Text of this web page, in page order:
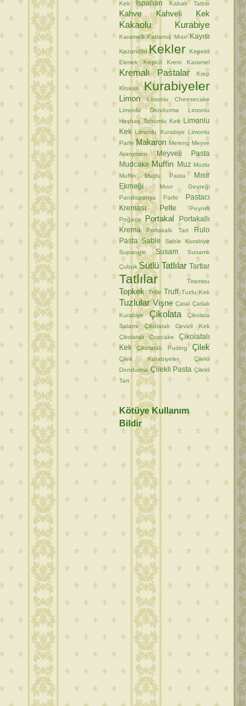
Kek
Ispahan Kabak Tatlısı
Kahve Kahveli Kek
Kakaolu Kurabiye
Karamelli Patlamış Mısır Kayısı
Kazandibi Kekler Kepekli
Ekmek
Keşkül Krem Karamel
Kremalı Pastalar Krep
Krokan Kurabiyeler
Limon
Limonlu Cheesecake
Limonlu Dondurma
Limonlu
Haşhaş Tohumlu Kek
Limonlu
Kek Limonlu Kurabiye Limonlu
Parfe Makaron Mereng Meyve
Aranjmanı
Meyveli Pasta
Mudcake Muffin Muz Muzlu
Muffin
Muzlu Pasta
Mısır
Ekmeği
Mısır Gevreği
Pandispanya
Parfe
Pastacı
Kreması
Pelte
Peynirli
Poğaça
Portakal
Portakallı
Krema
Portakallı Tart
Rulo
Pasta Sable
Sable Kurabiye
Supangle
Susam Susamlı
Çubuk Sütlü Tatlılar Tartlar
Tatlılar Tiramisu
Topkek Trifle Truff Tuzlu Kek
Tuzlular Vişne Çatal Çatlak
Kurabiye
Çikolata
Çikolata
Salamı
Çikolatalı Cevizli Kek
Çikolatalı Cupcake
Çikolatalı
Kek
Çikolatalı Puding Çilek
Çilek Kurabiyeler
Çilekli
Dondurma Çilekli Pasta Çilekli
Tart
Kötüye Kullanım
Bildir